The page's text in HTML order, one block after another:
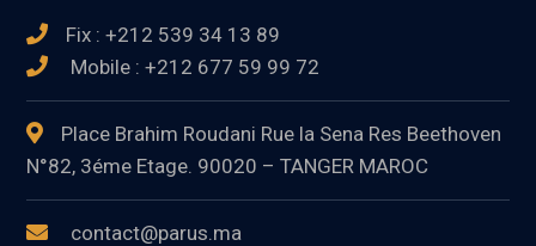
Fix : +212 539 34 13 89
Mobile : +212 677 59 99 72
Place Brahim Roudani Rue la Sena Res Beethoven
N°82, 3éme Etage. 90020 – TANGER MAROC
contact@parus.ma